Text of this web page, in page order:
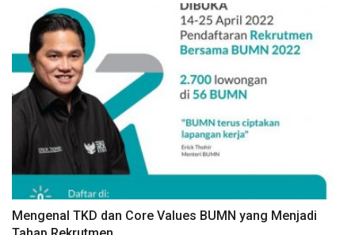
Mengenal TKD dan Core Values BUMN yang Menjadi